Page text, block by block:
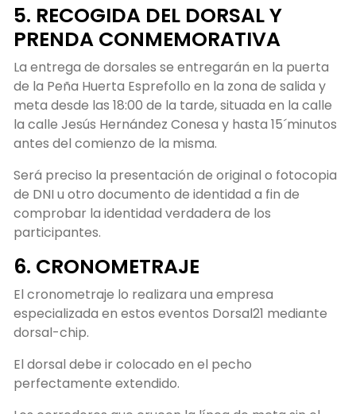
5. RECOGIDA DEL DORSAL Y
PRENDA CONMEMORATIVA
La entrega de dorsales se entregarán en la puerta
de la Peña Huerta Esprefollo en la zona de salida y
meta desde las 18:00 de la tarde, situada en la calle
la calle Jesús Hernández Conesa y hasta 15´minutos
antes del comienzo de la misma.
Será preciso la presentación de original o fotocopia
de DNI u otro documento de identidad a fin de
comprobar la identidad verdadera de los
participantes.
6. CRONOMETRAJE
El cronometraje lo realizara una empresa
especializada en estos eventos Dorsal21 mediante
dorsal-chip.
El dorsal debe ir colocado en el pecho
perfectamente extendido.